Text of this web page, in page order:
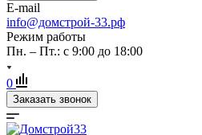
E-mail
info@домстрой-33.рф
Режим работы
Пн. – Пт.: с 9:00 до 18:00
0
Заказать звонок